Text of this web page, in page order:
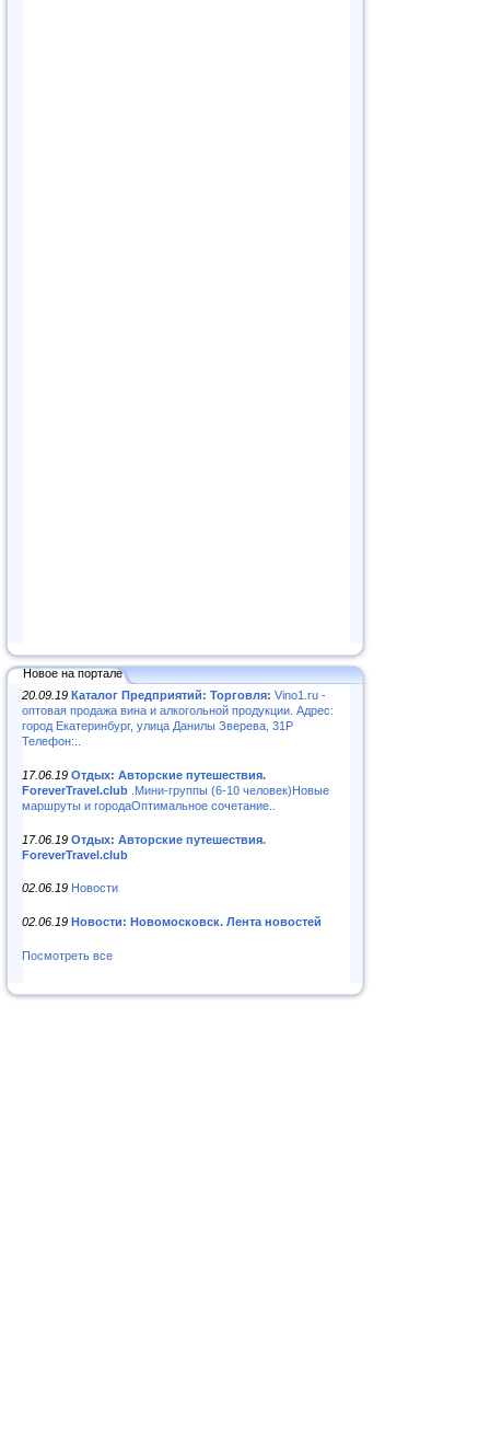
Новое на портале
20.09.19 Каталог Предприятий: Торговля: Vino1.ru -
оптовая продажа вина и алкогольной продукции. Адрес:
город Екатеринбург, улица Данилы Зверева, 31Р
Телефон:..
17.06.19 Отдых: Авторские путешествия.
ForeverTravel.club .Мини-группы (6-10 человек)Новые
маршруты и городаОптимальное сочетание..
17.06.19 Отдых: Авторские путешествия.
ForeverTravel.club
02.06.19 Новости
02.06.19 Новости: Новомосковск. Лента новостей
Посмотреть все